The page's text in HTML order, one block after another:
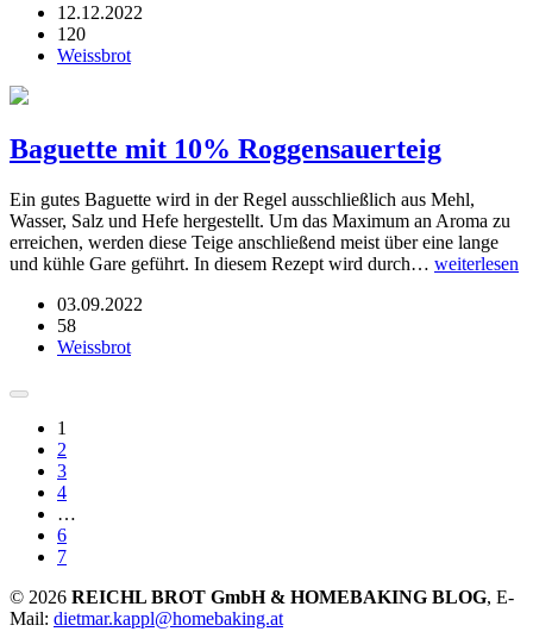
12.12.2022
120
Weissbrot
Baguette mit 10% Roggensauerteig
Ein gutes Baguette wird in der Regel ausschließlich aus Mehl,
Wasser, Salz und Hefe hergestellt. Um das Maximum an Aroma zu
erreichen, werden diese Teige anschließend meist über eine lange
und kühle Gare geführt. In diesem Rezept wird durch… weiterlesen
03.09.2022
58
Weissbrot
1
2
3
4
…
6
7
© 2026 REICHL BROT GmbH & HOMEBAKING BLOG, E-
Mail: dietmar.kappl@homebaking.at